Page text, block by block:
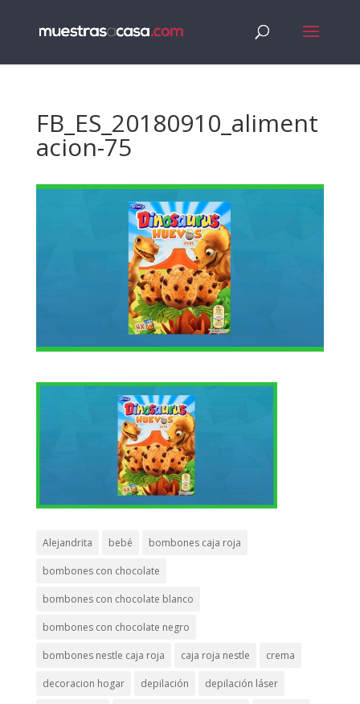
FB_ES_20180910_aliment
acion-75
Alejandrita bebé bombones caja roja
bombones con chocolate
bombones con chocolate blanco
bombones con chocolate negro
bombones nestle caja roja caja roja nestle crema
decoracion hogar depilación depilación láser